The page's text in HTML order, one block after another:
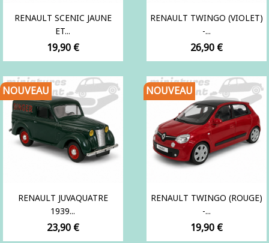
RENAULT SCENIC JAUNE
ET...
Prix
19,90 €
RENAULT TWINGO (VIOLET)
-...
Prix
26,90 €
RENAULT JUVAQUATRE
1939...
Prix
23,90 €
NOUVEAU
RENAULT TWINGO (ROUGE)
-...
Prix
19,90 €
NOUVEAU